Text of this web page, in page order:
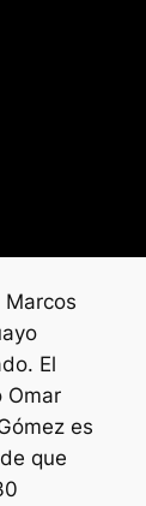
El
Omar
es
que